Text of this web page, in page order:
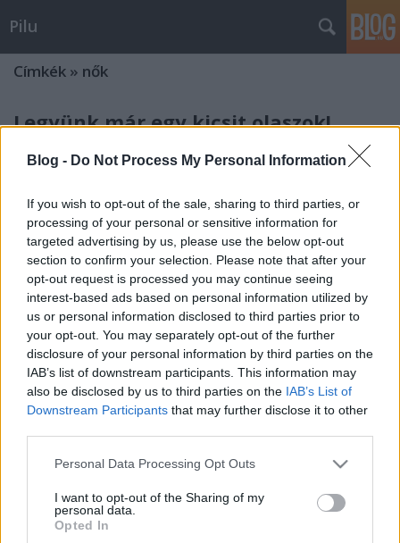
Blog - Do Not Process My Personal Information
If you wish to opt-out of the sale, sharing to third parties, or
processing of your personal or sensitive information for
targeted advertising by us, please use the below opt-out
section to confirm your selection. Please note that after your
opt-out request is processed you may continue seeing
interest-based ads based on personal information utilized by
us or personal information disclosed to third parties prior to
your opt-out. You may separately opt-out of the further
disclosure of your personal information by third parties on the
IAB’s list of downstream participants. This information may
also be disclosed by us to third parties on the IAB’s List of
Downstream Participants that may further disclose it to other
Please note that this website/app uses one or more Google
not limited to your visit or usage behaviour. You may click to
grant or deny consent to Google and its third-party tags to
use your data for below specified purposes in below Google
Personal Data Processing Opt Outs
I want to opt-out of the Sharing of my
personal data.
Opted In
Pilu
Címkék » nők
Legyünk már egy kicsit olaszok!
Ráday utca, az ebéd utáni kávémat szürcsölöm egy
pub teraszán. Nagy a nyüzsgés így szerda dél
tájékán, a környező irodaházak jómunkásemberei
ebédelni igyekeznek. Az előttem szétnyitott HVG nem
köt le, így a bőséggel felbukkanó női nem
képviselőire koncentrálok.…
Marika válik
Pilu•2008. március 02.
Marika válik. Két gyerek, átlagos egzisztencia,
„kettes alá” kilátásokkal, tré munkahellyel. Állásánál
csak a férje szarabb, ezért döntése teljesen
Nem lesz egyszerű a "hárman egy fizetésből…